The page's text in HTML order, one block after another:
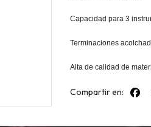
Capacidad para 3
Terminaciones
Alta de calidad de
Compartir en: